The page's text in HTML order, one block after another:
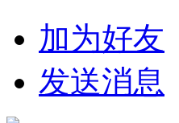
加为好友
发送消息